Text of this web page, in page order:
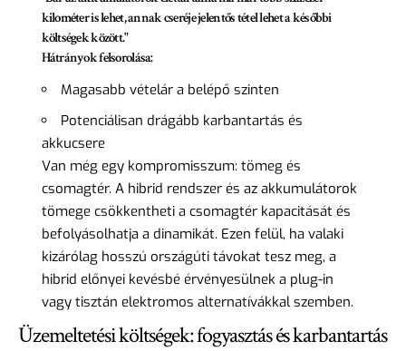
kilométer is lehet, annak cseréje jelentős tétel lehet a későbbi
költségek között."
Hátrányok felsorolása:
Magasabb vételár a belépő szinten
Potenciálisan drágább karbantartás és
akkucsere
Van még egy kompromisszum: tömeg és
csomagtér. A hibrid rendszer és az akkumulátorok
tömege csökkentheti a csomagtér kapacitását és
befolyásolhatja a dinamikát. Ezen felül, ha valaki
kizárólag hosszú országúti távokat tesz meg, a
hibrid előnyei kevésbé érvényesülnek a plug-in
vagy tisztán elektromos alternatívákkal szemben.
Üzemeltetési költségek: fogyasztás és karbantartás